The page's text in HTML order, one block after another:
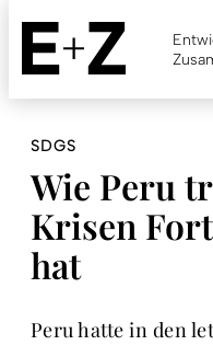
Skip
main
content
SDGS
Wie Peru
Krisen
hat
Peru hatte in den